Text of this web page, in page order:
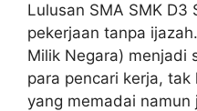
Lulusan SMA SMK D3
pekerjaan tanpa
Milik Negara) menjadi
para pencari kerja,
yang memadai namun